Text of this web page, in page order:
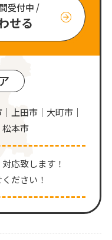
受付中 /
せる
上田市｜大町市｜
本市
応致します！
ださい！